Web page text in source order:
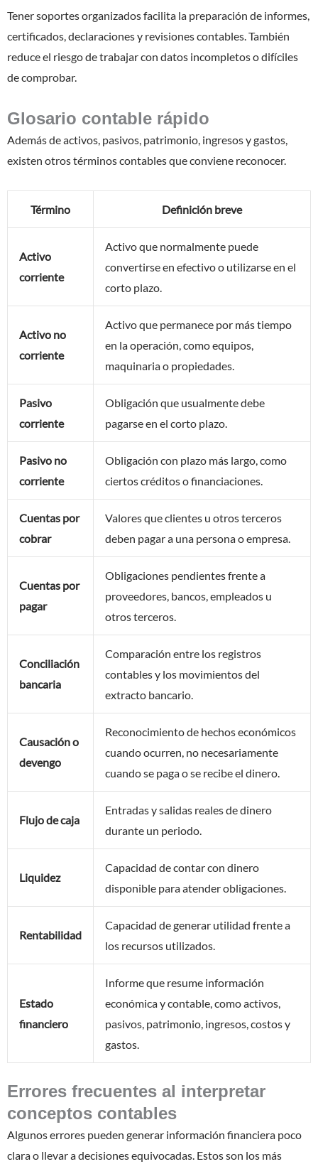
Tener soportes organizados facilita la preparación de informes,
certificados, declaraciones y revisiones contables. También
reduce el riesgo de trabajar con datos incompletos o difíciles
de comprobar.
Glosario contable rápido
Además de activos, pasivos, patrimonio, ingresos y gastos,
existen otros términos contables que conviene reconocer.
Término Definición breve
Activo
corriente
Activo que normalmente puede
convertirse en efectivo o utilizarse en el
corto plazo.
Activo no
corriente
Activo que permanece por más tiempo
en la operación, como equipos,
maquinaria o propiedades.
Pasivo
corriente
Obligación que usualmente debe
pagarse en el corto plazo.
Pasivo no
corriente
Obligación con plazo más largo, como
ciertos créditos o financiaciones.
Cuentas por
cobrar
Valores que clientes u otros terceros
deben pagar a una persona o empresa.
Cuentas por
pagar
Obligaciones pendientes frente a
proveedores, bancos, empleados u
otros terceros.
Conciliación
bancaria
Comparación entre los registros
contables y los movimientos del
extracto bancario.
Causación o
devengo
Reconocimiento de hechos económicos
cuando ocurren, no necesariamente
cuando se paga o se recibe el dinero.
Flujo de caja
Entradas y salidas reales de dinero
durante un periodo.
Liquidez
Capacidad de contar con dinero
disponible para atender obligaciones.
Rentabilidad
Capacidad de generar utilidad frente a
los recursos utilizados.
Estado
financiero
Informe que resume información
económica y contable, como activos,
pasivos, patrimonio, ingresos, costos y
gastos.
Errores frecuentes al interpretar
conceptos contables
Algunos errores pueden generar información financiera poco
clara o llevar a decisiones equivocadas. Estos son los más